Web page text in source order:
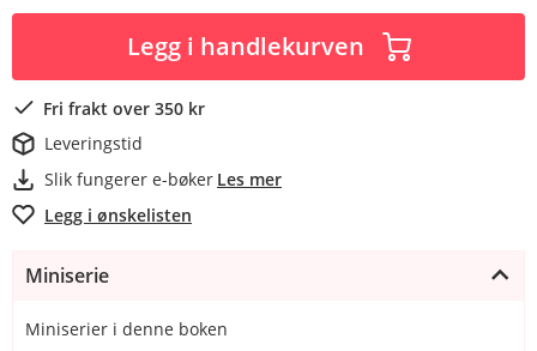
Legg i handlekurven
Fri frakt over 350 kr
Leveringstid
Slik fungerer e-bøker Les mer
Legg i ønskelisten
Miniserie
Miniserier i denne boken